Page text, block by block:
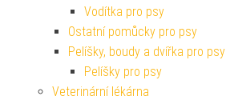
Vodítka pro psy
Ostatní pomůcky pro psy
Pelíšky, boudy a dvířka pro psy
Pelíšky pro psy
Veterinární lékárna